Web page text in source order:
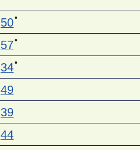
50●
57●
34●
49
39
44